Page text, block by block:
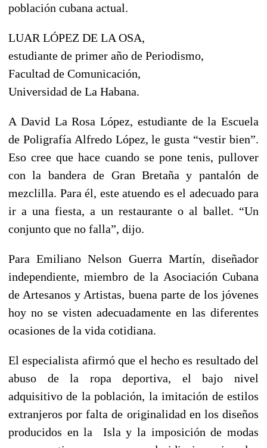
población cubana actual.
LUAR LÓPEZ DE LA OSA,
estudiante de primer año de Periodismo,
Facultad de Comunicación,
Universidad de La Habana.
A David La Rosa López, estudiante de la Escuela
de Poligrafía Alfredo López, le gusta “vestir bien”.
Eso cree que hace cuando se pone tenis, pullover
con la bandera de Gran Bretaña y pantalón de
mezclilla. Para él, este atuendo es el adecuado para
ir a una fiesta, a un restaurante o al ballet. “Un
conjunto que no falla”, dijo.
Para Emiliano Nelson Guerra Martín, diseñador
independiente, miembro de la Asociación Cubana
de Artesanos y Artistas, buena parte de los jóvenes
hoy no se visten adecuadamente en las diferentes
ocasiones de la vida cotidiana.
El especialista afirmó que el hecho es resultado del
abuso de la ropa deportiva, el bajo nivel
adquisitivo de la población, la imitación de estilos
extranjeros por falta de originalidad en los diseños
producidos en la Isla y la imposición de modas